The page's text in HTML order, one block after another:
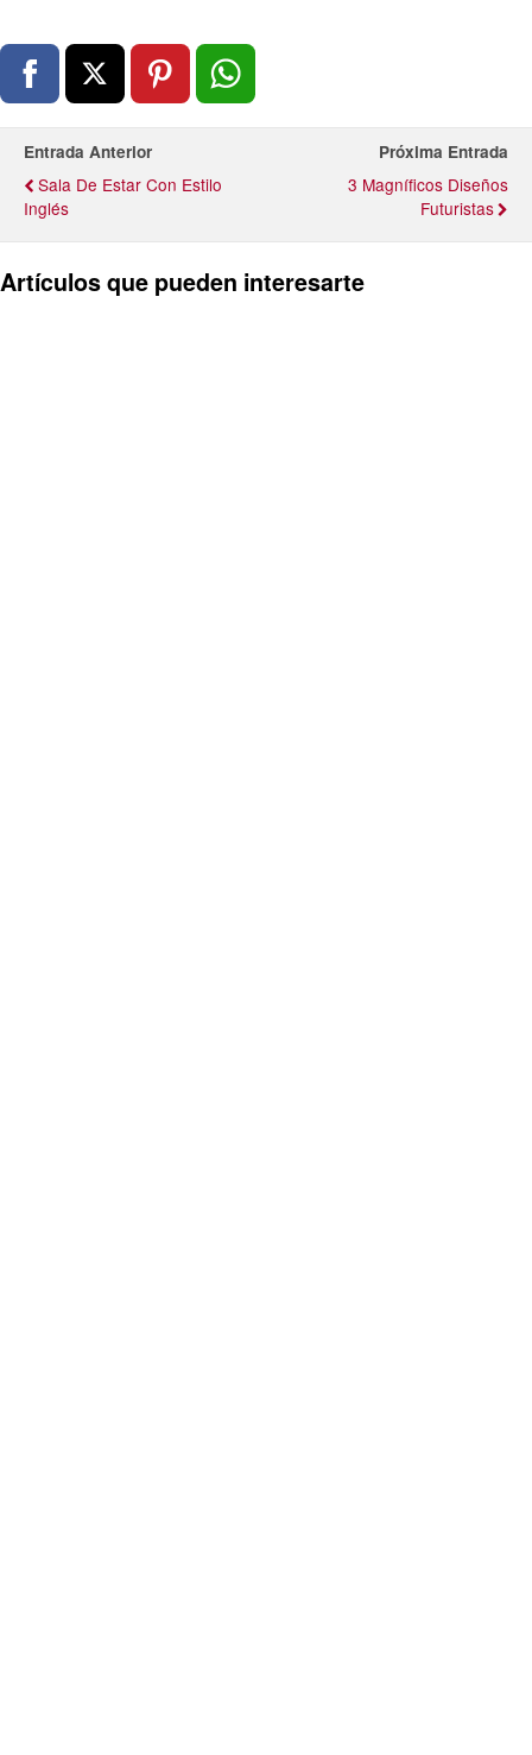
Entrada Anterior
Sala De Estar Con Estilo
Inglés
Próxima Entrada
3 Magníficos Diseños
Futuristas
Artículos que pueden interesarte